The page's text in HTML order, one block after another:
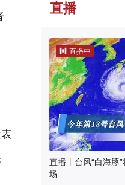
直播
直播中
直播丨台风“白海豚
场